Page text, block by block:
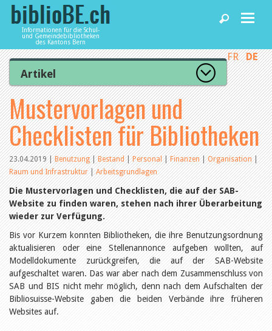
Informationen für die Schul-
und Gemeindebibliotheken
des Kantons Bern
Home
News und Fachbeiträge
Bibliotheken
Agenda
Dienstleistungen
biblioBE nutzen
FR DE
Artikel
Zur Artikelübersicht
Lesenswert
Gut bewertet
Kategorien
Aus dem Amt für Kultur
Aus der Kommission
Aus den Bibliotheken
Organisation
Raum und Infrastruktur
Bestand
Benutzung
Finanzen
Personal
Qualitätsmanagement
Recht und Politik
Öffentlichkeitsarbeit
Leseförderung
Aus aller Welt
Verschiedenes
Mustervorlagen und
Checklisten für Bibliotheken
23.04.2019|Benutzung|Bestand|Personal|Finanzen|Organisation|
Raum und Infrastruktur|Arbeitsgrundlagen
Die Mustervorlagen und Checklisten, die auf der SAB-
Website zu finden waren, stehen nach ihrer Überarbeitung
wieder zur Verfügung.
Bis vor Kurzem konnten Bibliotheken, die ihre Benutzungsordnung
aktualisieren oder eine Stellenannonce aufgeben wollten, auf
Modelldokumente zurückgreifen, die auf der SAB-Website
aufgeschaltet waren. Das war aber nach dem Zusammenschluss von
SAB und BIS nicht mehr möglich, denn nach dem Aufschalten der
Bibliosuisse-Website gaben die beiden Verbände ihre früheren
Websites auf.